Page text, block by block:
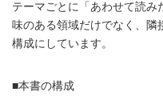
テーマごとに「あわせて読
味のある領域だけでなく、隣
構成にしています。
■本書の構成